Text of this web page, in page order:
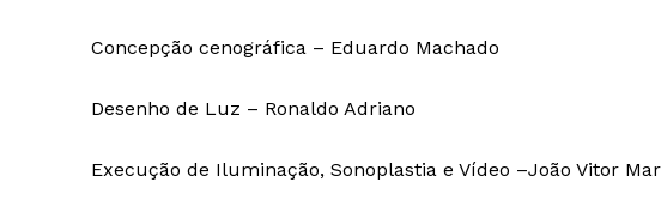
Concepção cenográfica – Eduardo Machado
Desenho de Luz – Ronaldo Adriano
Execução de Iluminação, Sonoplastia e Vídeo –João Vitor